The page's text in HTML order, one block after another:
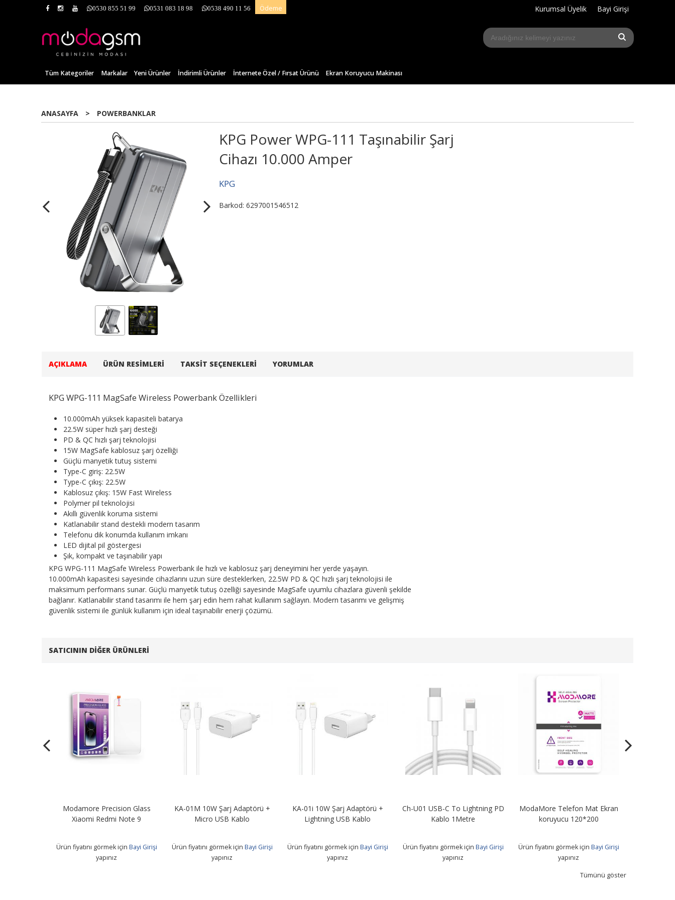
0530 855 51 99 0531 083 18 98 0538 490 11 56 Ödeme Kurumsal Üyelik Bayi Girişi
Tüm Kategoriler Markalar Yeni Ürünler İndirimli Ürünler İnternete Özel / Fırsat Ürünü Ekran Koruyucu Makinası
ANASAYFA > POWERBANKLAR
KPG Power WPG-111 Taşınabilir Şarj
Cihazı 10.000 Amper
KPG
Barkod: 6297001546512
AÇIKLAMA ÜRÜN RESIMLERI TAKSIT SEÇENEKLERI YORUMLAR
KPG WPG-111 MagSafe Wireless Powerbank Özellikleri
10.000mAh yüksek kapasiteli batarya
22.5W süper hızlı şarj desteği
PD & QC hızlı şarj teknolojisi
15W MagSafe kablosuz şarj özelliği
Güçlü manyetik tutuş sistemi
Type-C giriş: 22.5W
Type-C çıkış: 22.5W
Kablosuz çıkış: 15W Fast Wireless
Polymer pil teknolojisi
Akıllı güvenlik koruma sistemi
Katlanabilir stand destekli modern tasarım
Telefonu dik konumda kullanım imkanı
LED dijital pil göstergesi
Şık, kompakt ve taşınabilir yapı
KPG WPG-111 MagSafe Wireless Powerbank ile hızlı ve kablosuz şarj deneyimini her yerde yaşayın.
10.000mAh kapasitesi sayesinde cihazlarını uzun süre desteklerken, 22.5W PD & QC hızlı şarj teknolojisi ile
maksimum performans sunar. Güçlü manyetik tutuş özelliği sayesinde MagSafe uyumlu cihazlara güvenli şekilde
bağlanır. Katlanabilir stand tasarımı ile hem şarj edin hem rahat kullanım sağlayın. Modern tasarımı ve gelişmiş
güvenlik sistemi ile günlük kullanım için ideal taşınabilir enerji çözümü.
SATICININ DIĞER ÜRÜNLERI
Modamore Precision Glass
Xiaomi Redmi Note 9
Ürün fiyatını görmek için Bayi Girişi
yapınız
KA-01M 10W Şarj Adaptörü +
Micro USB Kablo
Ürün fiyatını görmek için Bayi Girişi
yapınız
KA-01i 10W Şarj Adaptörü +
Lightning USB Kablo
Ürün fiyatını görmek için Bayi Girişi
yapınız
Ch-U01 USB-C To Lightning PD
Kablo 1Metre
Ürün fiyatını görmek için Bayi Girişi
yapınız
ModaMore Telefon Mat Ekran
koruyucu 120*200
Ürün fiyatını görmek için Bayi Girişi
yapınız
Tümünü göster